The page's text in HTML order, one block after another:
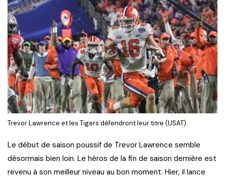
Trevor Lawrence et les Tigers défendront leur titre (USAT)
Le début de saison poussif de Trevor Lawrence semble
désormais bien loin. Le héros de la fin de saison dernière est
revenu à son meilleur niveau au bon moment. Hier, il lance